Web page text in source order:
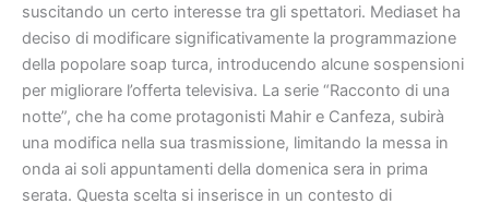
suscitando un certo interesse tra gli spettatori. Mediaset ha
deciso di modificare significativamente la programmazione
della popolare soap turca, introducendo alcune sospensioni
per migliorare l’offerta televisiva. La serie “Racconto di una
notte”, che ha come protagonisti Mahir e Canfeza, subirà
una modifica nella sua trasmissione, limitando la messa in
onda ai soli appuntamenti della domenica sera in prima
serata. Questa scelta si inserisce in un contesto di